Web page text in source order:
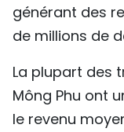
générant des
de millions de
La plupart des
Mông Phu ont
le revenu